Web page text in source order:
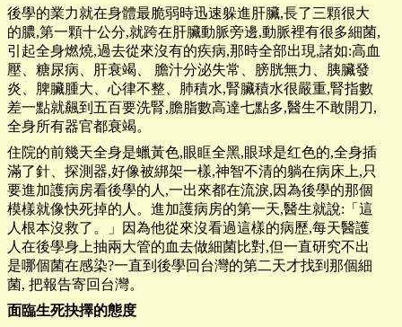
後學的業力就在身體最脆弱時迅速躲進肝臟,長了三顆很大
的膿,第一顆十公分,就跨在肝臟動脈旁邊,動脈裡有很多細菌,
引起全身燃燒,過去從來沒有的疾病,那時全部出現,諸如:高血
壓、糖尿病、肝衰竭、 膽汁分泌失常、膀胱無力、胰臟發
炎、脾臟腫大、心律不整、肺積水,腎臟積水很嚴重,腎指數
差一點就飆到五百要洗腎,膽脂數高達七點多,醫生不敢開刀,
全身所有器官都衰竭。
住院的前幾天全身是蠟黃色,眼眶全黑,眼球是红色的,全身插
滿了針、探測器,好像被綁架一樣,神智不清的躺在病床上,只
要進加護病房看後學的人,一出來都在流淚,因為後學的那個
模樣就像快死掉的人。進加護病房的第一天,醫生就說:「這
人根本沒救了。」因為他從來沒看過這樣的病歷,每天醫護
人在後學身上抽兩大管的血去做細菌比對,但一直研究不出
是哪個菌在感染?一直到後學回台灣的第二天才找到那個細
菌, 把報告寄回台灣。
面臨生死抉擇的態度